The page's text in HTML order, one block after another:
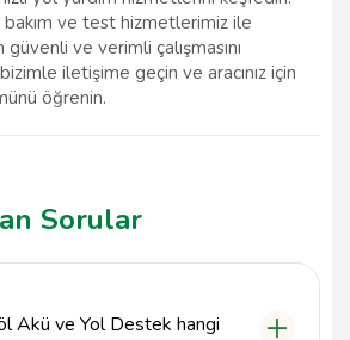
bakım ve test hizmetlerimiz ile
güvenli ve verimli çalışmasını
iletişime geçin ve aracınız için
öğrenin.
Sorular
Akü ve Yol Destek hangi